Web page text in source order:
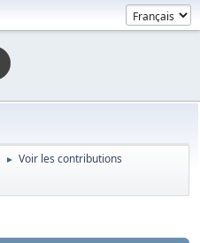
► Voir les contributions